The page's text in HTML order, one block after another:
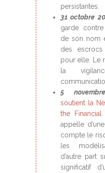
persistantes.
31 octobre
garde contre
de son nom
des
pour elle. Le
la
5
soutient la
the Financial
appelle
compte le
les
d’autre part
significatif